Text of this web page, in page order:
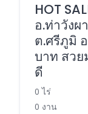
HOT
อ.ท่าวังผ
ต.ศรีภูมิ
บาท สว
ดี
0 ไร่
0 งาน